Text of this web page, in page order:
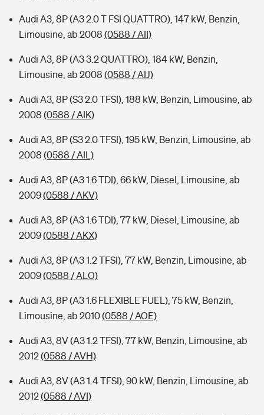
Audi A3, 8P (A3 2.0 T FSI QUATTRO), 147 kW, Benzin,
Limousine, ab 2008 (0588 / AII)
Audi A3, 8P (A3 3.2 QUATTRO), 184 kW, Benzin,
Limousine, ab 2008 (0588 / AIJ)
Audi A3, 8P (S3 2.0 TFSI), 188 kW, Benzin, Limousine, ab
2008 (0588 / AIK)
Audi A3, 8P (S3 2.0 TFSI), 195 kW, Benzin, Limousine, ab
2008 (0588 / AIL)
Audi A3, 8P (A3 1.6 TDI), 66 kW, Diesel, Limousine, ab
2009(0588 / AKV)
Audi A3, 8P (A3 1.6 TDI), 77 kW, Diesel, Limousine, ab
2009(0588 / AKX)
Audi A3, 8P (A3 1.2 TFSI), 77 kW, Benzin, Limousine, ab
2009(0588 / ALO)
Audi A3, 8P (A3 1.6 FLEXIBLE FUEL), 75 kW, Benzin,
Limousine, ab 2010(0588 / AOE)
Audi A3, 8V (A3 1.2 TFSI), 77 kW, Benzin, Limousine, ab
2012(0588 / AVH)
Audi A3, 8V (A3 1.4 TFSI), 90 kW, Benzin, Limousine, ab
2012(0588 / AVI)